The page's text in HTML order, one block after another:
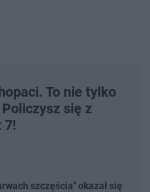
To nie tylko
się z
7!
szczęścia" okazał się